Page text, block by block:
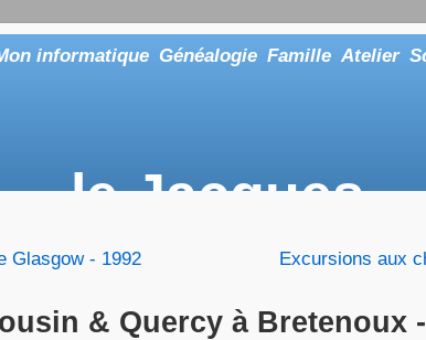
informatique Généalogie Famille Atelier
le Jacques
Glasgow - 1992 Excursions aux
& Quercy à Bretenoux